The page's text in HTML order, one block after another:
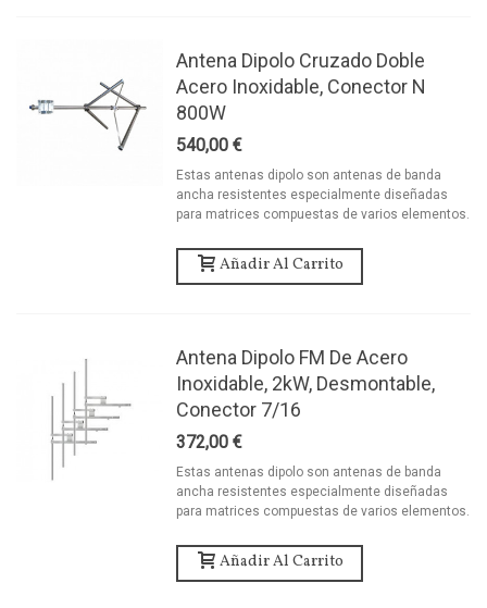
Antena Dipolo Cruzado Doble
Acero Inoxidable, Conector N
800W
540,00 €
Estas antenas dipolo son antenas de banda
ancha resistentes especialmente diseñadas
para matrices compuestas de varios elementos.
Añadir Al Carrito
Antena Dipolo FM De Acero
Inoxidable, 2kW, Desmontable,
Conector 7/16
372,00 €
Estas antenas dipolo son antenas de banda
ancha resistentes especialmente diseñadas
para matrices compuestas de varios elementos.
Añadir Al Carrito